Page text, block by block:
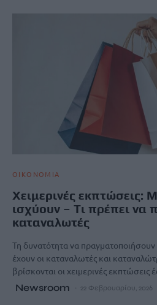
ΟΙΚΟΝΟΜΙΑ
Χειμερινές εκπτώσεις:
ισχύουν – Tι πρέπει να
καταναλωτές
Τη δυνατότητα να πραγματοποιήσουν
έχουν οι καταναλωτές και
βρίσκονται οι χειμερινές εκπτώσεις
Newsroom 22 Φεβρουαρίου, 2026